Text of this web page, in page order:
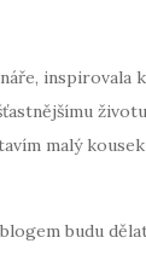
inspirovala
malý
budu